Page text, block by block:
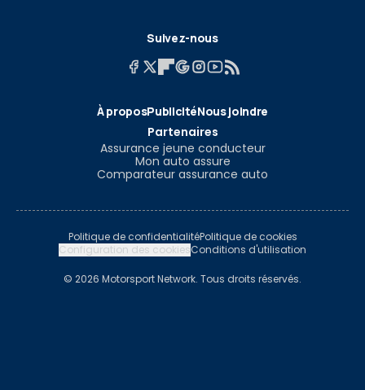
Suivez-nous
À proposPublicitéNous joindre
Partenaires
Assurance jeune conducteur
Mon auto assure
Comparateur assurance auto
Politique de confidentialitéPolitique de cookies
Configuration des cookiesConditions d'utilisation
© 2026 Motorsport Network. Tous droits réservés.